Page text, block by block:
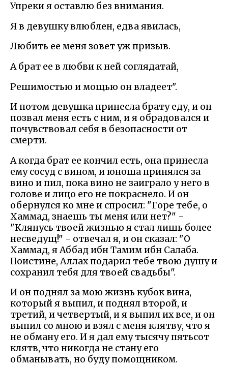
Упреки я оставлю без внимания.
Я в девушку влюблен, едва явилась,
Любить ее меня зовет уж призыв.
А брат ее в любви к ней соглядатай,
Решимостью и мощью он владеет".
И потом девушка принесла брату еду, и он
позвал меня есть с ним, и я обрадовался и
почувствовал себя в безопасности от
смерти.
А когда брат ее кончил есть, она принесла
ему сосуд с вином, и юноша принялся за
вино и пил, пока вино не заиграло у него в
голове и лицо его не покраснело. И он
обернулся ко мне и спросил: "Горе тебе, о
Хаммад, знаешь ты меня или нет?" -
"Клянусь твоей жизнью я стал лишь более
несведущ!" - отвечал я, и он сказал: "О
Хаммад, я Аббад ибн Тамим ибн Салаба.
Поистине, Аллах подарил тебе твою душу и
сохранил тебя для твоей свадьбы".
И он поднял за мою жизнь кубок вина,
который я выпил, и поднял второй, и
третий, и четвертый, и я выпил их все, и он
выпил со мною и взял с меня клятву, что я
не обману его. И я дал ему тысячу пятьсот
клятв, что никогда не стану его
обманывать, но буду помощником.